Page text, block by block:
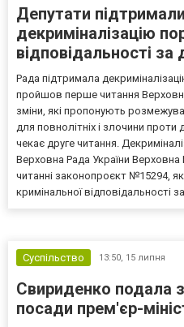
Депутати
декриміналізацію
відповідальності
Рада підтримала
пройшов перше читання
зміни, які пропонують
для повнолітніх і злочини
чекає друге читання.
Верховна Рада України
читанні законопроєкт №15294,
кримінальної відповідальності
Суспільство 13:50, 15 липня
Свириденко подала
посади прем'єр-